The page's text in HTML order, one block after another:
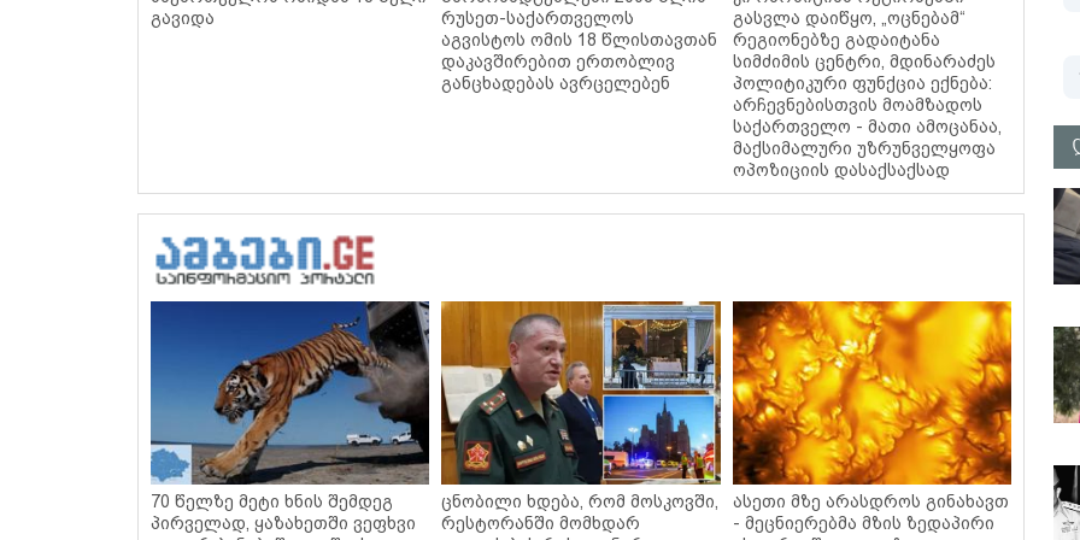
გავიდა
რუსეთ-საქართველოს
აგვისტოს ომის 18 წლისთავთან
დაკავშირებით ერთობლივ
განცხადებას ავრცელებენ
გასვლა დაიწყო, „ოცნებამ“
რეგიონებზე გადაიტანა
სიმძიმის ცენტრი, მდინარაძეს
პოლიტიკური ფუნქცია ექნება:
არჩევნებისთვის მოამზადოს
საქართველო - მათი ამოცანაა,
მაქსიმალური უზრუნველყოფა
ოპოზიციის დასაქსაქსად
70 წელზე მეტი ხნის შემდეგ
პირველად, ყაზახეთში ვეფხვი
ცნობილი ხდება, რომ მოსკოვში,
რესტორანში მომხდარ
ასეთი მზე არასდროს გინახავთ
- მეცნიერებმა მზის ზედაპირი